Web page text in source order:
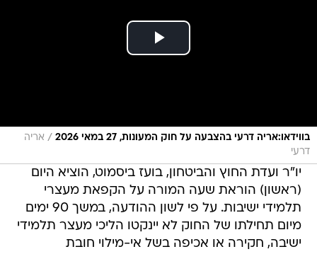
בווידאו:אריה דרעי בהצבעה על חוק המעונות, 27 במאי 2026 / אריה
דרעי
יו"ר ועדת החוץ והביטחון, בועז ביסמוט, הוציא היום
(ראשון) הוראת שעה המורה על הקפאת מעצרי
תלמידי ישיבות. על פי לשון ההודעה, במשך 90 ימים
מיום תחילתו של החוק לא יינקטו הליכי מעצר תלמידי
ישיבה, חקירה או אכיפה בשל אי-מילוי חובת